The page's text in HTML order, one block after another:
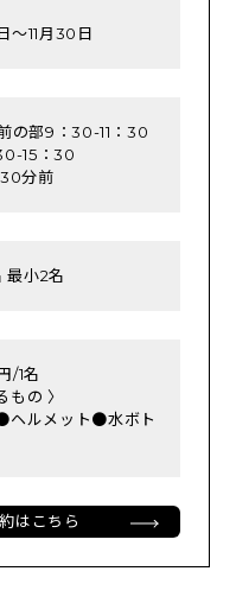
～11月30日
部9：30-11：30
15：30
分前
最小2名
/1名
もの 〉
ルメット●水ボト
はこちら